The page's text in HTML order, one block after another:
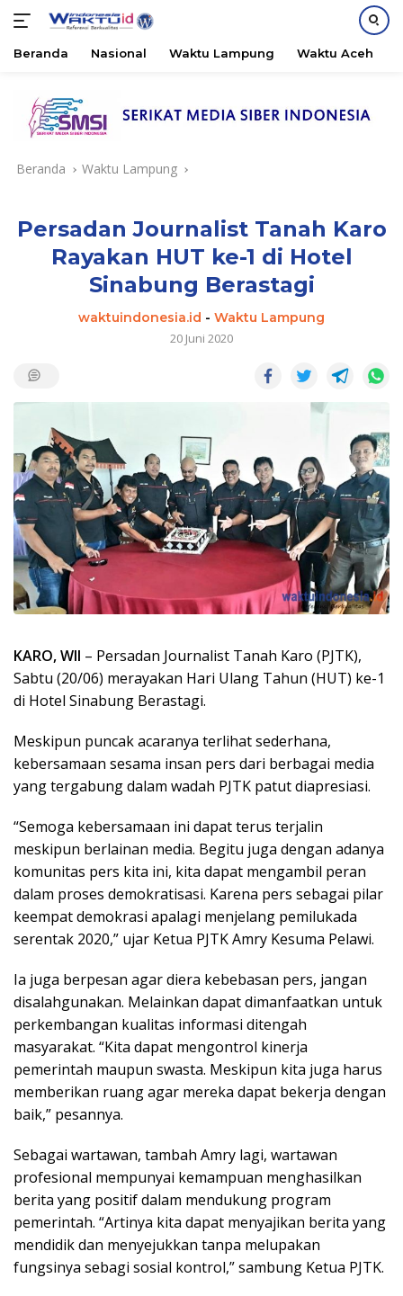
konten
Beranda Nasional Waktu Lampung Waktu Aceh
Beranda Waktu Lampung
Persadan Journalist Tanah Karo
Rayakan HUT ke-1 di Hotel
Sinabung Berastagi
waktuindonesia.id - Waktu Lampung
20 Juni 2020
KARO, WII – Persadan Journalist Tanah Karo (PJTK),
Sabtu (20/06) merayakan Hari Ulang Tahun (HUT) ke-1
di Hotel Sinabung Berastagi.
Meskipun puncak acaranya terlihat sederhana,
kebersamaan sesama insan pers dari berbagai media
yang tergabung dalam wadah PJTK patut diapresiasi.
“Semoga kebersamaan ini dapat terus terjalin
meskipun berlainan media. Begitu juga dengan adanya
komunitas pers kita ini, kita dapat mengambil peran
dalam proses demokratisasi. Karena pers sebagai pilar
keempat demokrasi apalagi menjelang pemilukada
serentak 2020,” ujar Ketua PJTK Amry Kesuma Pelawi.
Ia juga berpesan agar diera kebebasan pers, jangan
disalahgunakan. Melainkan dapat dimanfaatkan untuk
perkembangan kualitas informasi ditengah
masyarakat. “Kita dapat mengontrol kinerja
pemerintah maupun swasta. Meskipun kita juga harus
memberikan ruang agar mereka dapat bekerja dengan
baik,” pesannya.
Sebagai wartawan, tambah Amry lagi, wartawan
profesional mempunyai kemampuan menghasilkan
berita yang positif dalam mendukung program
pemerintah. “Artinya kita dapat menyajikan berita yang
mendidik dan menyejukkan tanpa melupakan
fungsinya sebagi sosial kontrol,” sambung Ketua PJTK.